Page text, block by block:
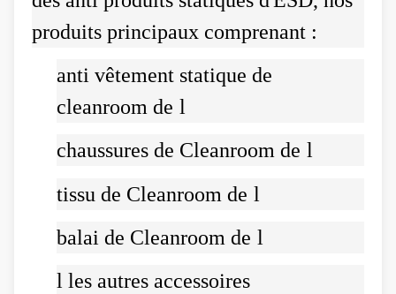
produits principaux comprenant :
anti vêtement statique de
cleanroom de l
chaussures de Cleanroom de l
tissu de Cleanroom de l
balai de Cleanroom de l
l les autres accessoires